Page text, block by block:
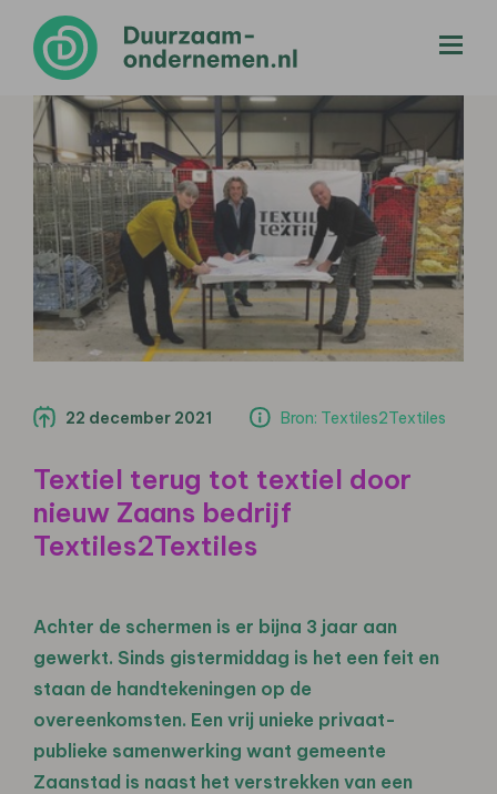
22 december 2021 Bron: Textiles2Textiles
Textiel terug tot textiel door
nieuw Zaans bedrijf
Textiles2Textiles
Achter de schermen is er bijna 3 jaar aan
gewerkt. Sinds gistermiddag is het een feit en
staan de handtekeningen op de
overeenkomsten. Een vrij unieke privaat-
publieke samenwerking want gemeente
Zaanstad is naast het verstrekken van een